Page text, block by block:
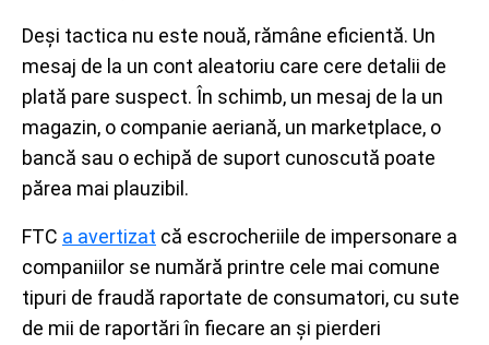
Deși tactica nu este nouă, rămâne eficientă. Un
mesaj de la un cont aleatoriu care cere detalii de
plată pare suspect. În schimb, un mesaj de la un
magazin, o companie aeriană, un marketplace, o
bancă sau o echipă de suport cunoscută poate
părea mai plauzibil.
FTC a avertizat că escrocheriile de impersonare a
companiilor se numără printre cele mai comune
tipuri de fraudă raportate de consumatori, cu sute
de mii de raportări în fiecare an și pierderi